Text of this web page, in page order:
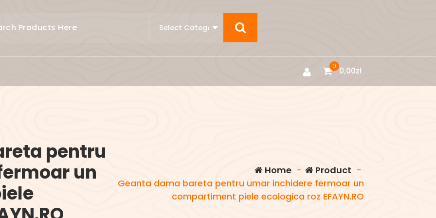
0 0,00zł
pentru
un
Home - Product -
Geanta dama bareta pentru umar inchidere fermoar un
compartiment piele ecologica roz EFAYN.RO